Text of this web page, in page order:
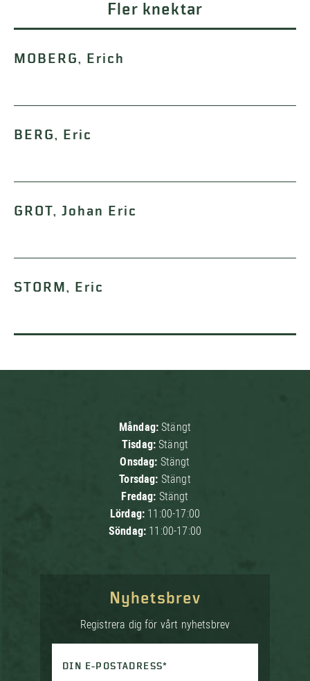
Fler knektar
MOBERG, Erich
BERG, Eric
GROT, Johan Eric
STORM, Eric
Måndag:Stängt
Tisdag:Stängt
Onsdag: Stängt
Torsdag: Stängt
Fredag: Stängt
Lördag: 11:00-17:00
Söndag: 11:00-17:00
Nyhetsbrev
Registrera dig för vårt nyhetsbrev
DIN E-POSTADRESS*